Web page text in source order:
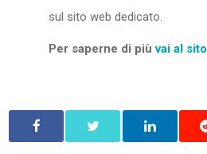
sul sito web dedicato.
Per saperne di piùvai al sito